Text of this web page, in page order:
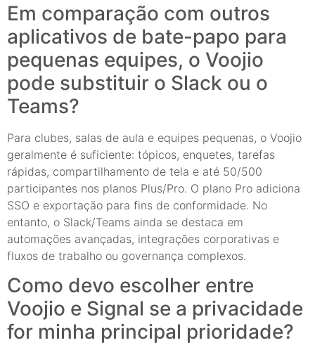
Em comparação com outros
aplicativos de bate-papo para
pequenas equipes, o Voojio
pode substituir o Slack ou o
Teams?
Para clubes, salas de aula e equipes pequenas, o Voojio
geralmente é suficiente: tópicos, enquetes, tarefas
rápidas, compartilhamento de tela e até 50/500
participantes nos planos Plus/Pro. O plano Pro adiciona
SSO e exportação para fins de conformidade. No
entanto, o Slack/Teams ainda se destaca em
automações avançadas, integrações corporativas e
fluxos de trabalho ou governança complexos.
Como devo escolher entre
Voojio e Signal se a privacidade
for minha principal prioridade?